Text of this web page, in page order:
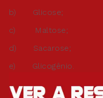
b) Glicose;
c) Maltose;
d) Sacarose;
e) Glicogênio.